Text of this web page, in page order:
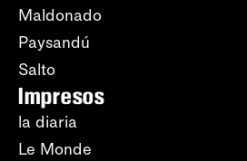
Maldonado
Paysandú
Salto
Impresos
la diaria
Le Monde